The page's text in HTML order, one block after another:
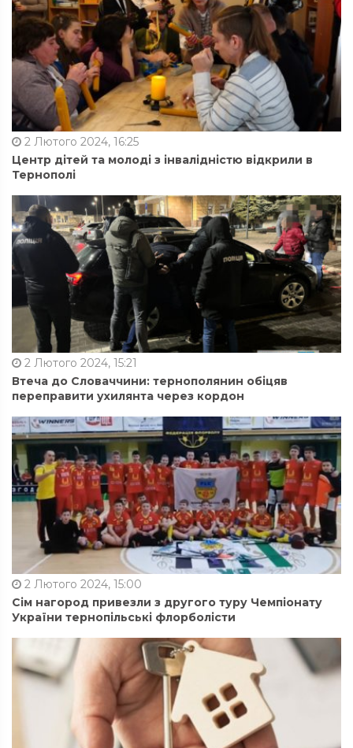
2 Лютого 2024, 16:25
Центр дітей та молоді з інвалідністю відкрили в
Тернополі
2 Лютого 2024, 15:21
Втеча до Словаччини: тернополянин обіцяв
переправити ухилянта через кордон
2 Лютого 2024, 15:00
Сім нагород привезли з другого туру Чемпіонату
України тернопільські флорболісти